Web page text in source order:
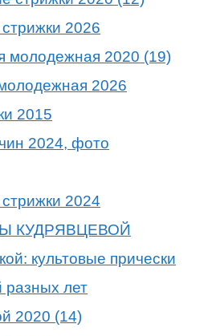
2026
2026
2024, фото
2024
культовые прически
разных лет